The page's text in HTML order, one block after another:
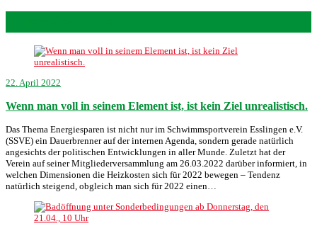
22. April 2022
Wenn man voll in seinem Element ist, ist kein Ziel unrealistisch.
Das Thema Energiesparen ist nicht nur im Schwimmsportverein Esslingen e.V.
(SSVE) ein Dauerbrenner auf der internen Agenda, sondern gerade natürlich
angesichts der politischen Entwicklungen in aller Munde. Zuletzt hat der
Verein auf seiner Mitgliederversammlung am 26.03.2022 darüber informiert, in
welchen Dimensionen die Heizkosten sich für 2022 bewegen – Tendenz
natürlich steigend, obgleich man sich für 2022 einen…